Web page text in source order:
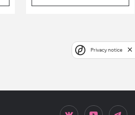
Privacy notice